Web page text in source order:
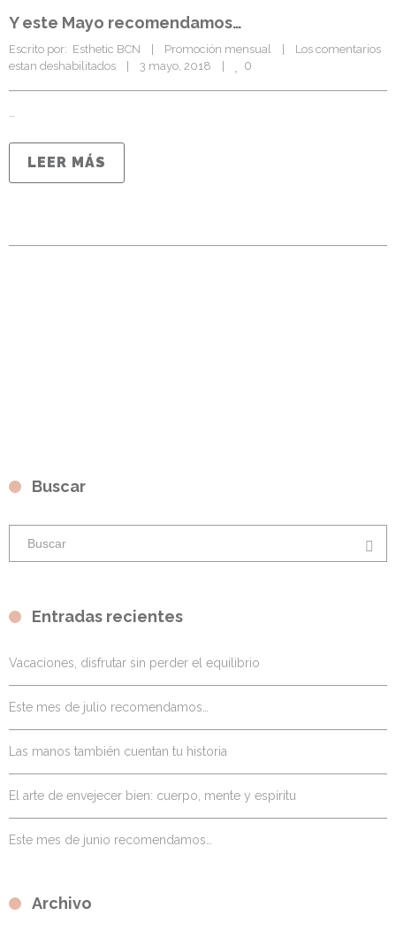
Y este Mayo recomendamos…
Escrito por:  Esthetic BCN    | Promoción mensual
Los comentarios
estan deshabilitados
    |    3 mayo, 2018    |
0
LEER MÁS
Buscar
Entradas recientes
Vacaciones, disfrutar sin perder el equilibrio
Este mes de julio recomendamos…
Las manos también cuentan tu historia
El arte de envejecer bien: cuerpo, mente y espíritu
Este mes de junio recomendamos…
Archivo